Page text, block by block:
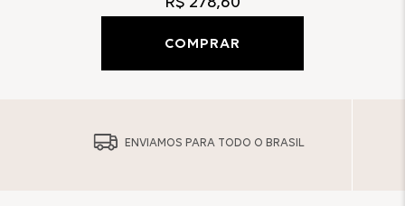
COMPRAR
ENVIAMOS PARA TODO O BRASIL